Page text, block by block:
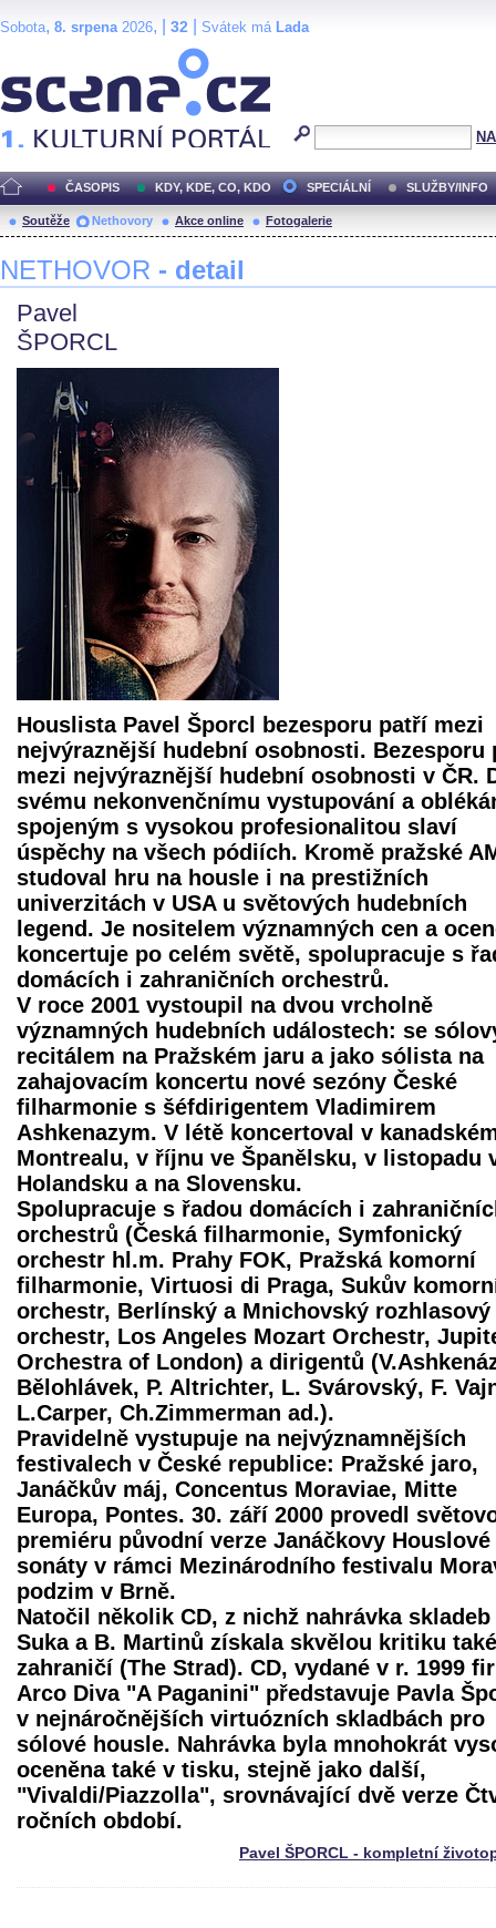
Sobota, 8. srpena2026, | 32 Svátek má Lada
ČASOPIS KDY, KDE, CO, KDO SPECIÁLNÍ SLUŽBY/INFO
Soutěže Nethovory Akce online Fotogalerie
NETHOVOR - detail
Pavel
ŠPORCL
Houslista Pavel Šporcl
bezesporu patří mezi
nejvýraznější hudební osobnosti. Bezesporu
mezi nejvýraznější hudební osobnosti v ČR.
svému nekonvenčnímu vystupování a
spojeným s vysokou profesionalitou slaví
úspěchy na všech pódiích. Kromě pražské
studoval hru na housle i na prestižních
univerzitách v USA u světových hudebních
legend. Je nositelem významných cen a
koncertuje po celém světě, spolupracuje s
domácích i zahraničních orchestrů.
V roce 2001 vystoupil na dvou vrcholně
významných hudebních událostech: se
recitálem na Pražském jaru a jako sólista na
zahajovacím koncertu nové sezóny České
filharmonie s šéfdirigentem Vladimirem
Ashkenazym. V létě koncertoval v
Montrealu, v říjnu ve Španělsku, v listopadu
Holandsku a na Slovensku.
Spolupracuje s řadou domácích i
orchestrů (Česká filharmonie, Symfonický
orchestr hl.m. Prahy FOK, Pražská komorní
filharmonie, Virtuosi di Praga, Sukův
orchestr, Berlínský a Mnichovský rozhlasový
orchestr, Los Angeles Mozart Orchestr,
Orchestra of London) a dirigentů
Bělohlávek, P. Altrichter, L. Svárovský, F.
L.Carper, Ch.Zimmerman ad.).
Pravidelně vystupuje na nejvýznamnějších
festivalech v České republice: Pražské jaro,
Janáčkův máj, Concentus Moraviae, Mitte
Europa, Pontes. 30. září 2000 provedl
premiéru původní verze Janáčkovy Houslové
sonáty v rámci Mezinárodního festivalu
podzim v Brně.
Natočil několik CD, z nichž nahrávka skladeb
Suka a B. Martinů získala skvělou kritiku
zahraničí (The Strad). CD, vydané v r. 1999
Arco Diva "A Paganini" představuje Pavla
v nejnáročnějších virtuózních skladbách pro
sólové housle. Nahrávka byla mnohokrát
oceněna také v tisku, stejně jako další,
"Vivaldi/Piazzolla", srovnávající dvě verze
ročních období.
Pavel ŠPORCL - kompletní